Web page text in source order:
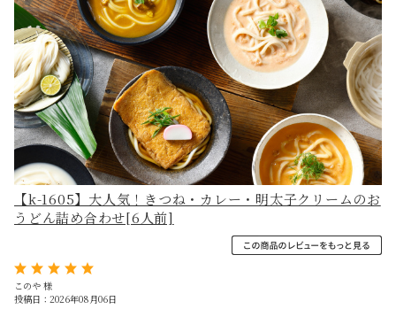
【k-1605】大人気！きつね・カレー・明太子クリームのお
うどん詰め合わせ[6人前]
このや 様
投稿日：2026年08月06日